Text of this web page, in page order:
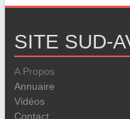
SITE SUD-
A Propos
Annuaire
Vidéos
Contact